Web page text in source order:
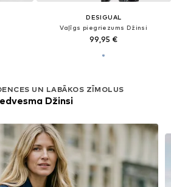
DESIGUAL
Vaļīgs piegriezums Džinsi
99,95 €
UN LABĀKOS ZĪMOLUS
Džinsi